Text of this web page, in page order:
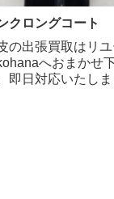
クロングコート
の出張買取はリユ
へおまかせ
即日対応いたしま